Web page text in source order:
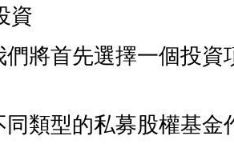
資
們將首先選擇一個投
同類型的私募股權基金